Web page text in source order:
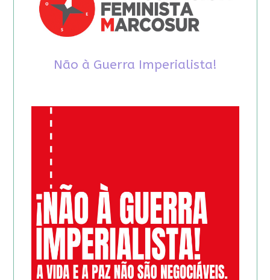
Não à Guerra Imperialista!